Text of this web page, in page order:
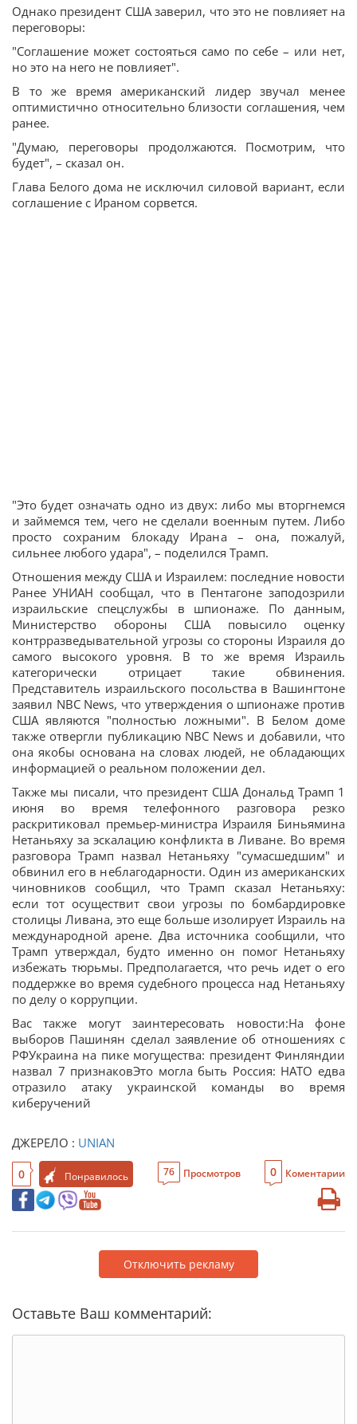
Однако президент США заверил, что это не повлияет на
переговоры:
"Соглашение может состояться само по себе – или нет,
но это на него не повлияет".
В то же время американский лидер звучал менее
оптимистично относительно близости соглашения, чем
ранее.
"Думаю, переговоры продолжаются. Посмотрим, что
будет", – сказал он.
Глава Белого дома не исключил силовой вариант, если
соглашение с Ираном сорвется.
"Это будет означать одно из двух: либо мы вторгнемся
и займемся тем, чего не сделали военным путем. Либо
просто сохраним блокаду Ирана – она, пожалуй,
сильнее любого удара", – поделился Трамп.
Отношения между США и Израилем: последние новости
Ранее УНИАН сообщал, что в Пентагоне заподозрили
израильские спецслужбы в шпионаже. По данным,
Министерство обороны США повысило оценку
контрразведывательной угрозы со стороны Израиля до
самого высокого уровня. В то же время Израиль
категорически отрицает такие обвинения.
Представитель израильского посольства в Вашингтоне
заявил NBC News, что утверждения о шпионаже против
США являются "полностью ложными". В Белом доме
также отвергли публикацию NBC News и добавили, что
она якобы основана на словах людей, не обладающих
информацией о реальном положении дел.
Также мы писали, что президент США Дональд Трамп 1
июня во время телефонного разговора резко
раскритиковал премьер-министра Израиля Биньямина
Нетаньяху за эскалацию конфликта в Ливане. Во время
разговора Трамп назвал Нетаньяху "сумасшедшим" и
обвинил его в неблагодарности. Один из американских
чиновников сообщил, что Трамп сказал Нетаньяху:
если тот осуществит свои угрозы по бомбардировке
столицы Ливана, это еще больше изолирует Израиль на
международной арене. Два источника сообщили, что
Трамп утверждал, будто именно он помог Нетаньяху
избежать тюрьмы. Предполагается, что речь идет о его
поддержке во время судебного процесса над Нетаньяху
по делу о коррупции.
Вас также могут заинтересовать новости:На фоне
выборов Пашинян сделал заявление об отношениях с
РФУкраина на пике могущества: президент Финляндии
назвал 7 признаковЭто могла быть Россия: НАТО едва
отразило атаку украинской команды во время
киберучений
ДЖЕРЕЛО : UNIAN
0 Понравилось 76 Просмотров 0 Коментарии
Отключить рекламу
Оставьте Ваш комментарий: